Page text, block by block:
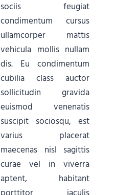
sociis feugiat
condimentum cursus
ullamcorper mattis
vehicula mollis nullam
dis. Eu condimentum
cubilia class auctor
sollicitudin gravida
euismod venenatis
suscipit sociosqu, est
varius placerat
maecenas nisl sagittis
curae vel in viverra
aptent, habitant